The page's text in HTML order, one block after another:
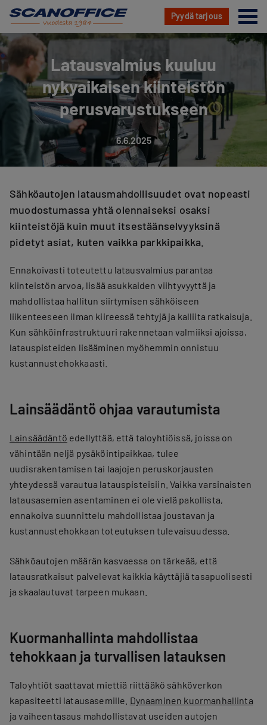
Hyppää
sisältöön
Pyydä tarjous
Latausvalmius kuuluu
nykyaikaisen kiinteistön
perusvarustukseen
6.6.2025
Sähköautojen latausmahdollisuudet ovat nopeasti
muodostumassa yhtä olennaiseksi osaksi
kiinteistöjä kuin muut itsestäänselvyyksinä
pidetyt asiat, kuten vaikka parkkipaikka.
Ennakoivasti toteutettu latausvalmius parantaa
kiinteistön arvoa, lisää asukkaiden viihtyvyyttä ja
mahdollistaa hallitun siirtymisen sähköiseen
liikenteeseen ilman kiireessä tehtyjä ja kalliita ratkaisuja.
Kun sähköinfrastruktuuri rakennetaan valmiiksi ajoissa,
latauspisteiden lisääminen myöhemmin onnistuu
kustannustehokkaasti.
Lainsäädäntö ohjaa varautumista
Lainsäädäntö edellyttää, että taloyhtiöissä, joissa on
vähintään neljä pysäköintipaikkaa, tulee
uudisrakentamisen tai laajojen peruskorjausten
yhteydessä varautua latauspisteisiin. Vaikka varsinaisten
latausasemien asentaminen ei ole vielä pakollista,
ennakoiva suunnittelu mahdollistaa joustavan ja
kustannustehokkaan toteutuksen tulevaisuudessa.
Sähköautojen määrän kasvaessa on tärkeää, että
latausratkaisut palvelevat kaikkia käyttäjiä tasapuolisesti
ja skaalautuvat tarpeen mukaan.
Kuormanhallinta mahdollistaa
tehokkaan ja turvallisen latauksen
Taloyhtiöt saattavat miettiä riittääkö sähköverkon
kapasiteetti latausasemille. Dynaaminen kuormanhallinta
ja vaiheentasaus mahdollistavat useiden autojen